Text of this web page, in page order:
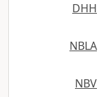
DHH
NBLA
NBV